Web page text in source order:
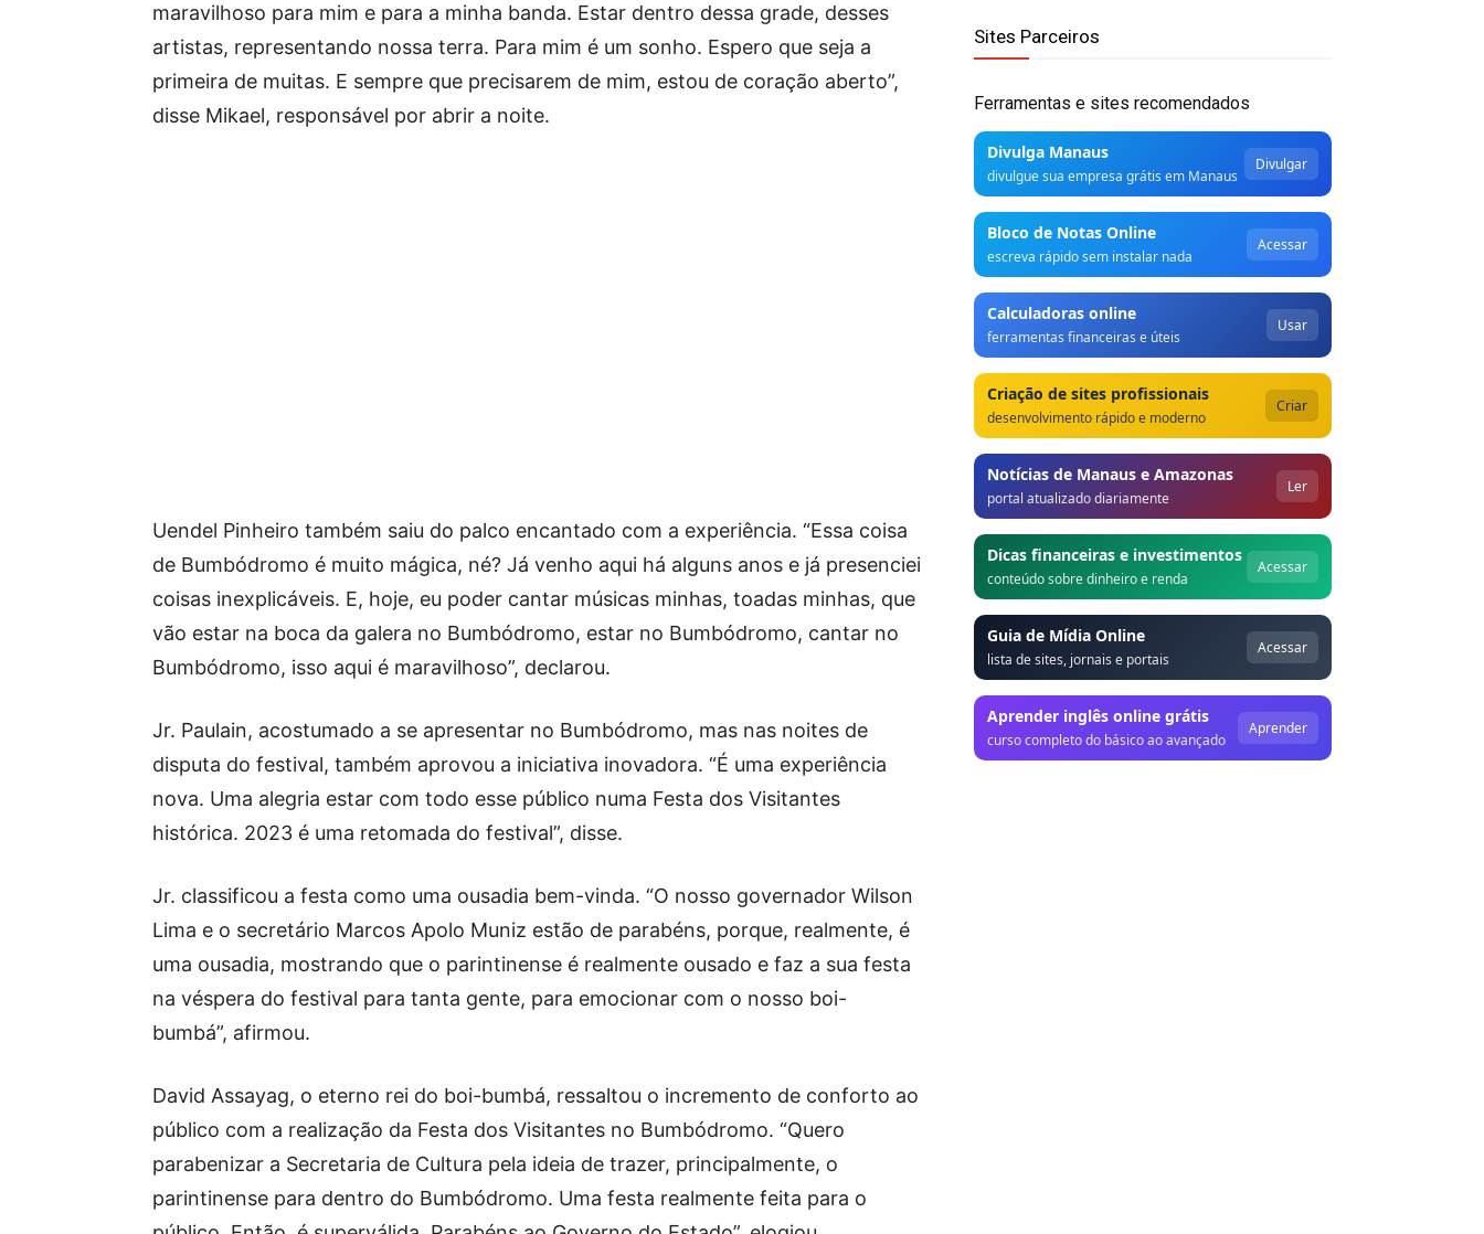
maravilhoso para mim e para a minha banda. Estar dentro dessa grade, desses
artistas, representando nossa terra. Para mim é um sonho. Espero que seja a
primeira de muitas. E sempre que precisarem de mim, estou de coração aberto”,
disse Mikael, responsável por abrir a noite.
Uendel Pinheiro também saiu do palco encantado com a experiência. “Essa coisa
de Bumbódromo é muito mágica, né? Já venho aqui há alguns anos e já presenciei
coisas inexplicáveis. E, hoje, eu poder cantar músicas minhas, toadas minhas, que
vão estar na boca da galera no Bumbódromo, estar no Bumbódromo, cantar no
Bumbódromo, isso aqui é maravilhoso”, declarou.
Jr. Paulain, acostumado a se apresentar no Bumbódromo, mas nas noites de
disputa do festival, também aprovou a iniciativa inovadora. “É uma experiência
nova. Uma alegria estar com todo esse público numa Festa dos Visitantes
histórica. 2023 é uma retomada do festival”, disse.
Jr. classificou a festa como uma ousadia bem-vinda. “O nosso governador Wilson
Lima e o secretário Marcos Apolo Muniz estão de parabéns, porque, realmente, é
uma ousadia, mostrando que o parintinense é realmente ousado e faz a sua festa
na véspera do festival para tanta gente, para emocionar com o nosso boi-
bumbá”, afirmou.
David Assayag, o eterno rei do boi-bumbá, ressaltou o incremento de conforto ao
público com a realização da Festa dos Visitantes no Bumbódromo. “Quero
parabenizar a Secretaria de Cultura pela ideia de trazer, principalmente, o
parintinense para dentro do Bumbódromo. Uma festa realmente feita para o
Sites Parceiros
Ferramentas e sites recomendados
Divulga Manaus
divulgue sua empresa grátis em Manaus
Divulgar
Bloco de Notas Online
escreva rápido sem instalar nada
Acessar
Calculadoras online
ferramentas financeiras e úteis
Usar
Criação de sites profissionais
desenvolvimento rápido e moderno
Criar
Notícias de Manaus e Amazonas
portal atualizado diariamente
Ler
Dicas financeiras e investimentos
conteúdo sobre dinheiro e renda
Acessar
Guia de Mídia Online
lista de sites, jornais e portais
Acessar
Aprender inglês online grátis
curso completo do básico ao avançado
Aprender